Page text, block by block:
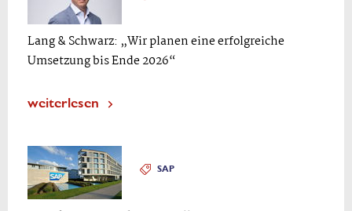
Lang & Schwarz: „Wir planen eine erfolgreiche
Umsetzung bis Ende 2026“
weiterlesen
SAP